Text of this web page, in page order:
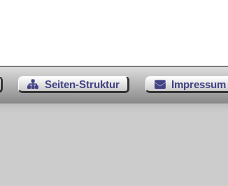
Seiten-Struktur Impressum